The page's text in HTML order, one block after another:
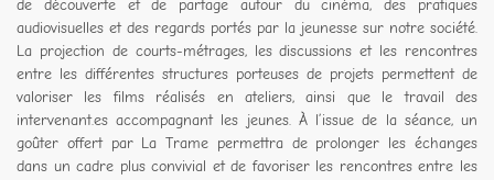
de découverte et de partage autour du cinéma, des pratiques
audiovisuelles et des regards portés par la jeunesse sur notre société.
La projection de courts-métrages, les discussions et les rencontres
entre les différentes structures porteuses de projets permettent de
valoriser les films réalisés en ateliers, ainsi que le travail des
intervenant.es accompagnant les jeunes. À l’issue de la séance, un
goûter offert par La Trame permettra de prolonger les échanges
dans un cadre plus convivial et de favoriser les rencontres entre les